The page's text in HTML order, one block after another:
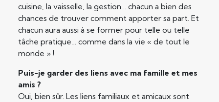
cuisine, la vaisselle, la gestion… chacun a bien des
chances de trouver comment apporter sa part. Et
chacun aura aussi à se former pour telle ou telle
tâche pratique… comme dans la vie « de tout le
monde » !
Puis-je garder des liens avec ma famille et mes
amis ?
Oui, bien sûr. Les liens familiaux et amicaux sont